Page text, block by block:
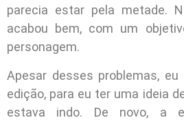
parecia estar pela metade.
acabou bem, com um
personagem.
Apesar desses problemas,
edição, para eu ter uma ideia
estava indo. De novo, a